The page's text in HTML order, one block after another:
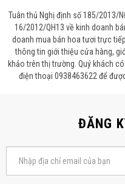
Tuân thủ Nghị định số 185/2013/
16/2012/QH13 về kinh doanh
doanh mua bán hoa tươi trực
thông tin giới thiệu cửa hàng,
khảo trên thị trường. Quý khách
điện thoại 0938463622 để
ĐĂNG